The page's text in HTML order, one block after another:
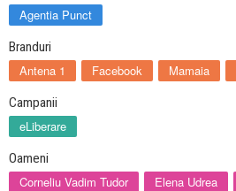
Agentia Punct
Branduri
Antena 1 Facebook Mamaia
Campanii
eLiberare
Oameni
Corneliu Vadim Tudor Elena Udrea